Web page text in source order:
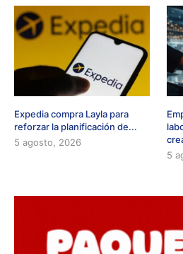
Expedia compra Layla para
reforzar la planificación de...
5 agosto, 2026
5